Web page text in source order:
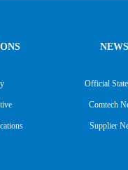
NEWS
Official
Comtech
Supplier